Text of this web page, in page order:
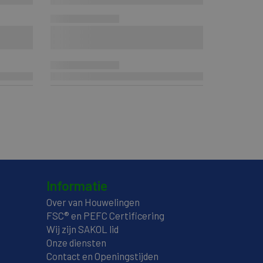
Informatie
Over van Houwelingen
FSC® en PEFC Certificering
Wij zijn SAKOL lid
Onze diensten
Contact en Openingstijden